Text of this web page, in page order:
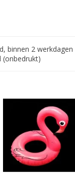
binnen 2 werkdagen
(onbedrukt)